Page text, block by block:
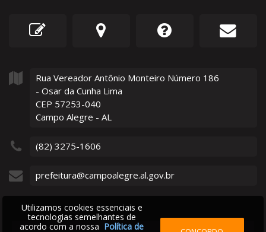
Rua Vereador Antônio Monteiro Número 186
- Osar da Cunha Lima
CEP 57253-040
Campo Alegre - AL
(82) 3275-1606
prefeitura@campoalegre.al.gov.br
Utilizamos cookies essenciais e
tecnologias semelhantes de
acordo com a nossa Política de